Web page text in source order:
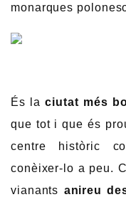
monarques
És laciutat més
que tot i que és
centre històric
conèixer-lo a peu.
vianants anireu